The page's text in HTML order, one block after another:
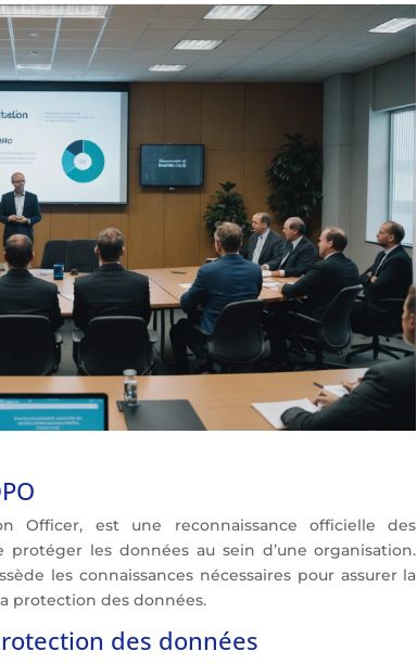
Officer, est une reconnaissance officielle des
les données au sein d’une organisation.
les connaissances nécessaires pour assurer la
protection des données.
des données